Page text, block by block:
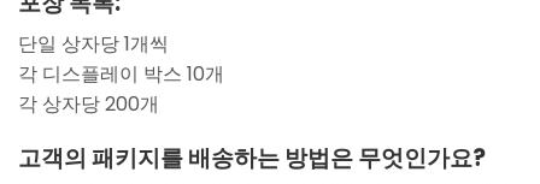
단일 상자당 1개씩
각 디스플레이 박스 10개
각 상자당 200개
고객의 패키지를 배송하는 방법은 무엇인가요?